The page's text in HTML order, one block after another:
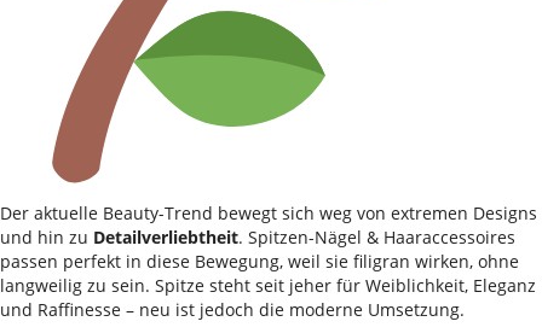
Der aktuelle Beauty-Trend bewegt sich weg von extremen Designs
und hin zu Detailverliebtheit. Spitzen-Nägel & Haaraccessoires
passen perfekt in diese Bewegung, weil sie filigran wirken, ohne
langweilig zu sein. Spitze steht seit jeher für Weiblichkeit, Eleganz
und Raffinesse – neu ist jedoch die moderne Umsetzung.